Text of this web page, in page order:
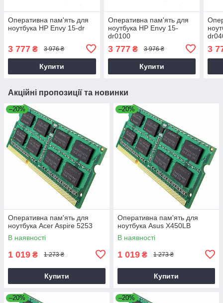
Оперативна пам'ять для
ноутбука HP Envy 15-dr
3 777 ₴ 3 976 ₴
Купити
Оперативна пам'ять для
ноутбука HP Envy 15-
dr0100
3 777₴ 3 976 ₴
Купити
3
Акційні пропозиції та новинки
–20%
Оперативна пам'ять для
ноутбука Acer Aspire 5253
В наявності
1 019 ₴ 1 273 ₴
Купити
–20%
Оперативна пам'ять для
ноутбука Asus X450LB
В наявності
1 019 ₴ 1 273 ₴
Купити
–20% –20%